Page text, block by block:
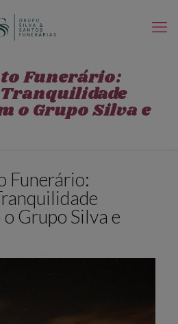
Funerário:
o Grupo Silva e
Funerário:
Grupo Silva e